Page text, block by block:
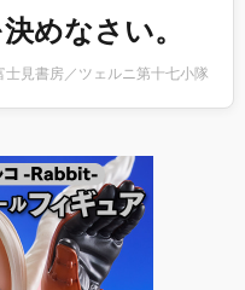
めなさい。
見書房／ツェルニ第十七小隊